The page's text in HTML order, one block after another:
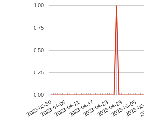
2023-03-302023-04-052023-04-112023-04-172023-04-232023-04-292023-05-05
2023-
0.00
0.25
0.50
0.75
1.00